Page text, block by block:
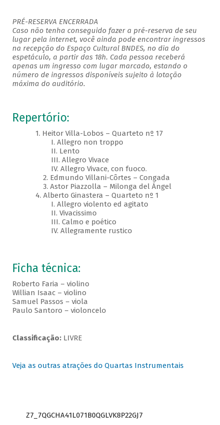
PRÉ-RESERVA ENCERRADA
Caso não tenha conseguido fazer a pré-reserva de seu
lugar pela internet, você ainda pode encontrar ingressos
na recepção do Espaço Cultural BNDES, no dia do
espetáculo, a partir das 18h. Cada pessoa receberá
apenas um ingresso com lugar marcado, estando o
número de ingressos disponíveis sujeito à lotação
máxima do auditório.
Repertório:
1. Heitor Villa-Lobos – Quarteto nº 17
I. Allegro non troppo
II. Lento
III. Allegro Vivace
IV. Allegro Vivace, con fuoco.
2. Edmundo Villani-Côrtes – Congada
3. Astor Piazzolla – Milonga del Ángel
4. Alberto Ginastera – Quarteto nº 1
I. Allegro violento ed agitato
II. Vivacissimo
III. Calmo e poético
IV. Allegramente rustico
Ficha técnica:
Roberto Faria – violino
Willian Isaac – violino
Samuel Passos – viola
Paulo Santoro – violoncelo
Classificação:LIVRE
Veja as outras atrações do Quartas Instrumentais
Z7_7QGCHA41L071B0QGLVK8P22GJ7